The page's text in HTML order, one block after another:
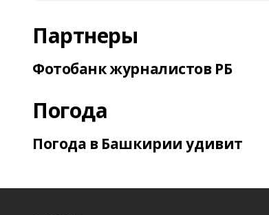
Партнеры
Фотобанк журналистов РБ
Погода
Погода в Башкирии удивит